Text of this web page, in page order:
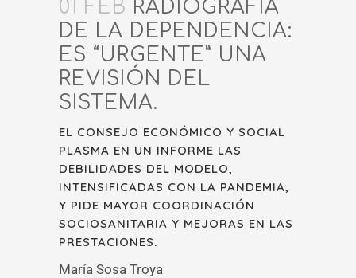
01 FEB RADIOGRAFÍA
DE LA DEPENDENCIA:
ES “URGENTE” UNA
REVISIÓN DEL
SISTEMA.
EL CONSEJO ECONÓMICO Y SOCIAL
PLASMA EN UN INFORME LAS
DEBILIDADES DEL MODELO,
INTENSIFICADAS CON LA PANDEMIA,
Y PIDE MAYOR COORDINACIÓN
SOCIOSANITARIA Y MEJORAS EN LAS
PRESTACIONES.
María Sosa Troya